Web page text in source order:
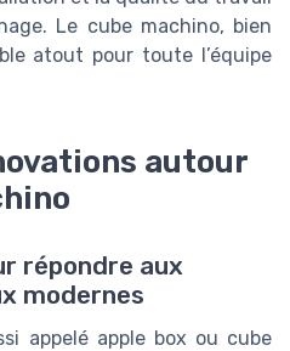
Le cube machino, bien
atout pour toute l’équipe
autour
répondre aux
modernes
appelé apple box ou cube